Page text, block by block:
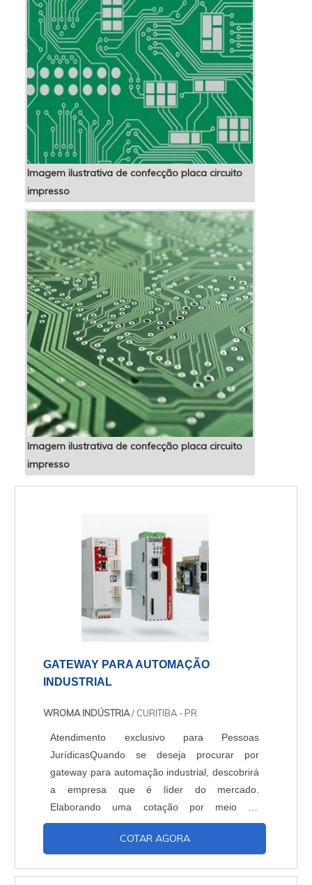
Imagem ilustrativa de confecção placa circuito
impresso
Imagem ilustrativa de confecção placa circuito
impresso
GATEWAY PARA AUTOMAÇÃO
INDUSTRIAL
WROMA INDÚSTRIA/ CURITIBA - PR
Atendimento exclusivo para Pessoas
JurídicasQuando se deseja procurar por
gateway para automação industrial, descobrirá
a empresa que é líder do mercado.
Elaborando uma cotação por meio da
plataforma e encontrando a líder do
segmento.sOBRE GATEWAY PARA
internet por gateway para automação industrial
COTAR AGORA